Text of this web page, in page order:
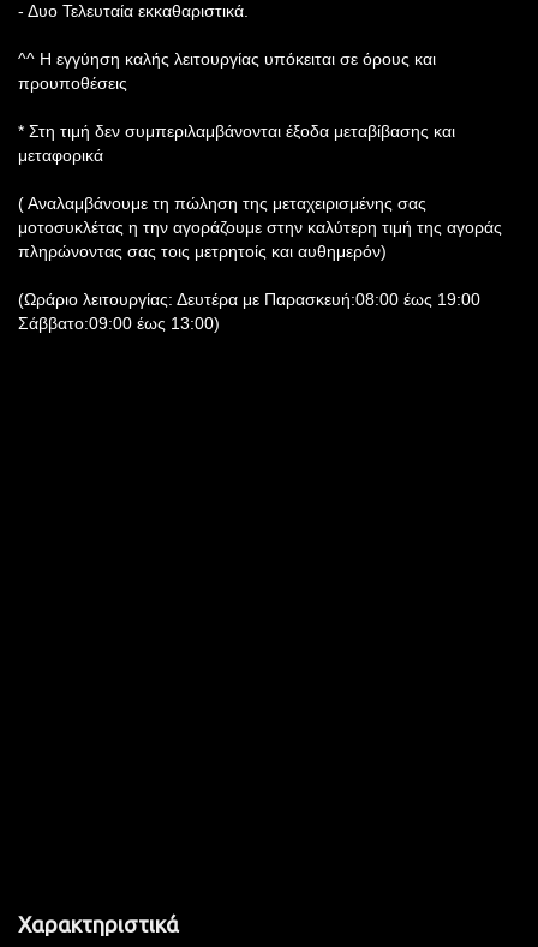
- Δυο Τελευταία εκκαθαριστικά.
^^ Η εγγύηση καλής λειτουργίας υπόκειται σε όρους και
προυποθέσεις
* Στη τιμή δεν συμπεριλαμβάνονται έξοδα μεταβίβασης και
μεταφορικά
( Αναλαμβάνουμε τη πώληση της μεταχειρισμένης σας
μοτοσυκλέτας η την αγοράζουμε στην καλύτερη τιμή της αγοράς
πληρώνοντας σας τοις μετρητοίς και αυθημερόν)
(Ωράριο λειτουργίας: Δευτέρα με Παρασκευή:08:00 έως 19:00
Σάββατο:09:00 έως 13:00)
Χαρακτηριστικά